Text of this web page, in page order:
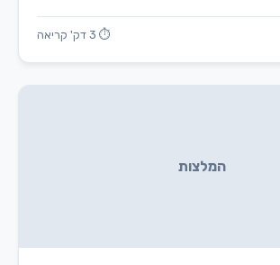
⏱ 3 דק' קריאה
המלצות